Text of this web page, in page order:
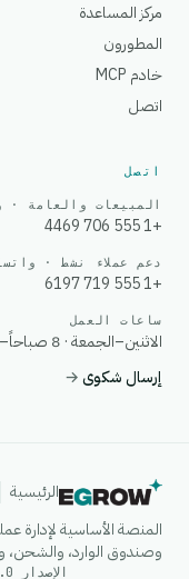
مركز المساعدة
المطورون
خادم MCP
اتصل
اتصل
المبيعات والعامة ·
+1 555 706 4469
دعم عملاء نشط ·
+1 555 719 6197
ساعات العمل
الاثنين–الجمعة · 8 صباحاً–5 مساءً بتوقيت غرينتش+1
إرسال شكوى→
الرئيسية
المنصة الأساسية لإدارة
وصندوق الوارد، والشحن،
الإصدار 2.0 · الحالة: